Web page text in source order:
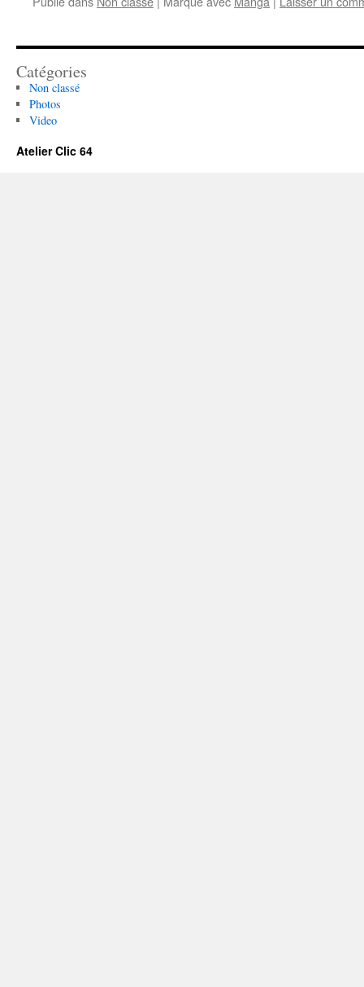
Catégories
Non classé
Photos
Video
Atelier Clic 64